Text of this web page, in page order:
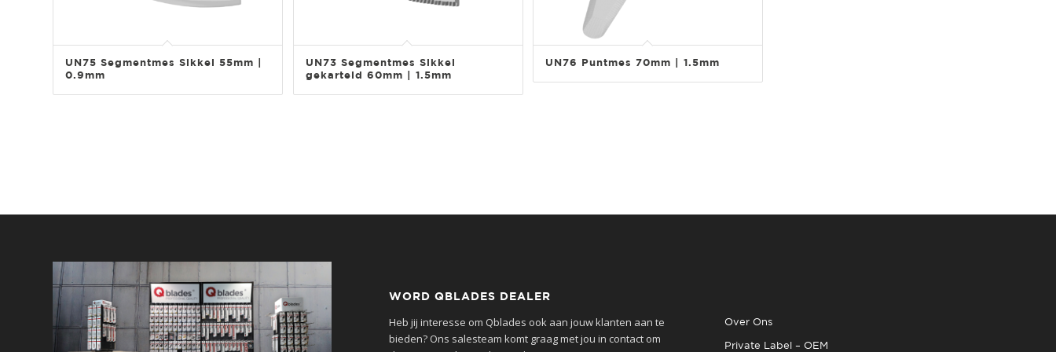
UN75 Segmentmes Sikkel 55mm |
0.9mm
UN73 Segmentmes Sikkel
gekarteld 60mm | 1.5mm
UN76 Puntmes 70mm | 1.5mm
WORD QBLADES DEALER
Heb jij interesse om Qblades ook aan jouw klanten aan te
bieden? Ons salesteam komt graag met jou in contact om
Over Ons
Private Label – OEM